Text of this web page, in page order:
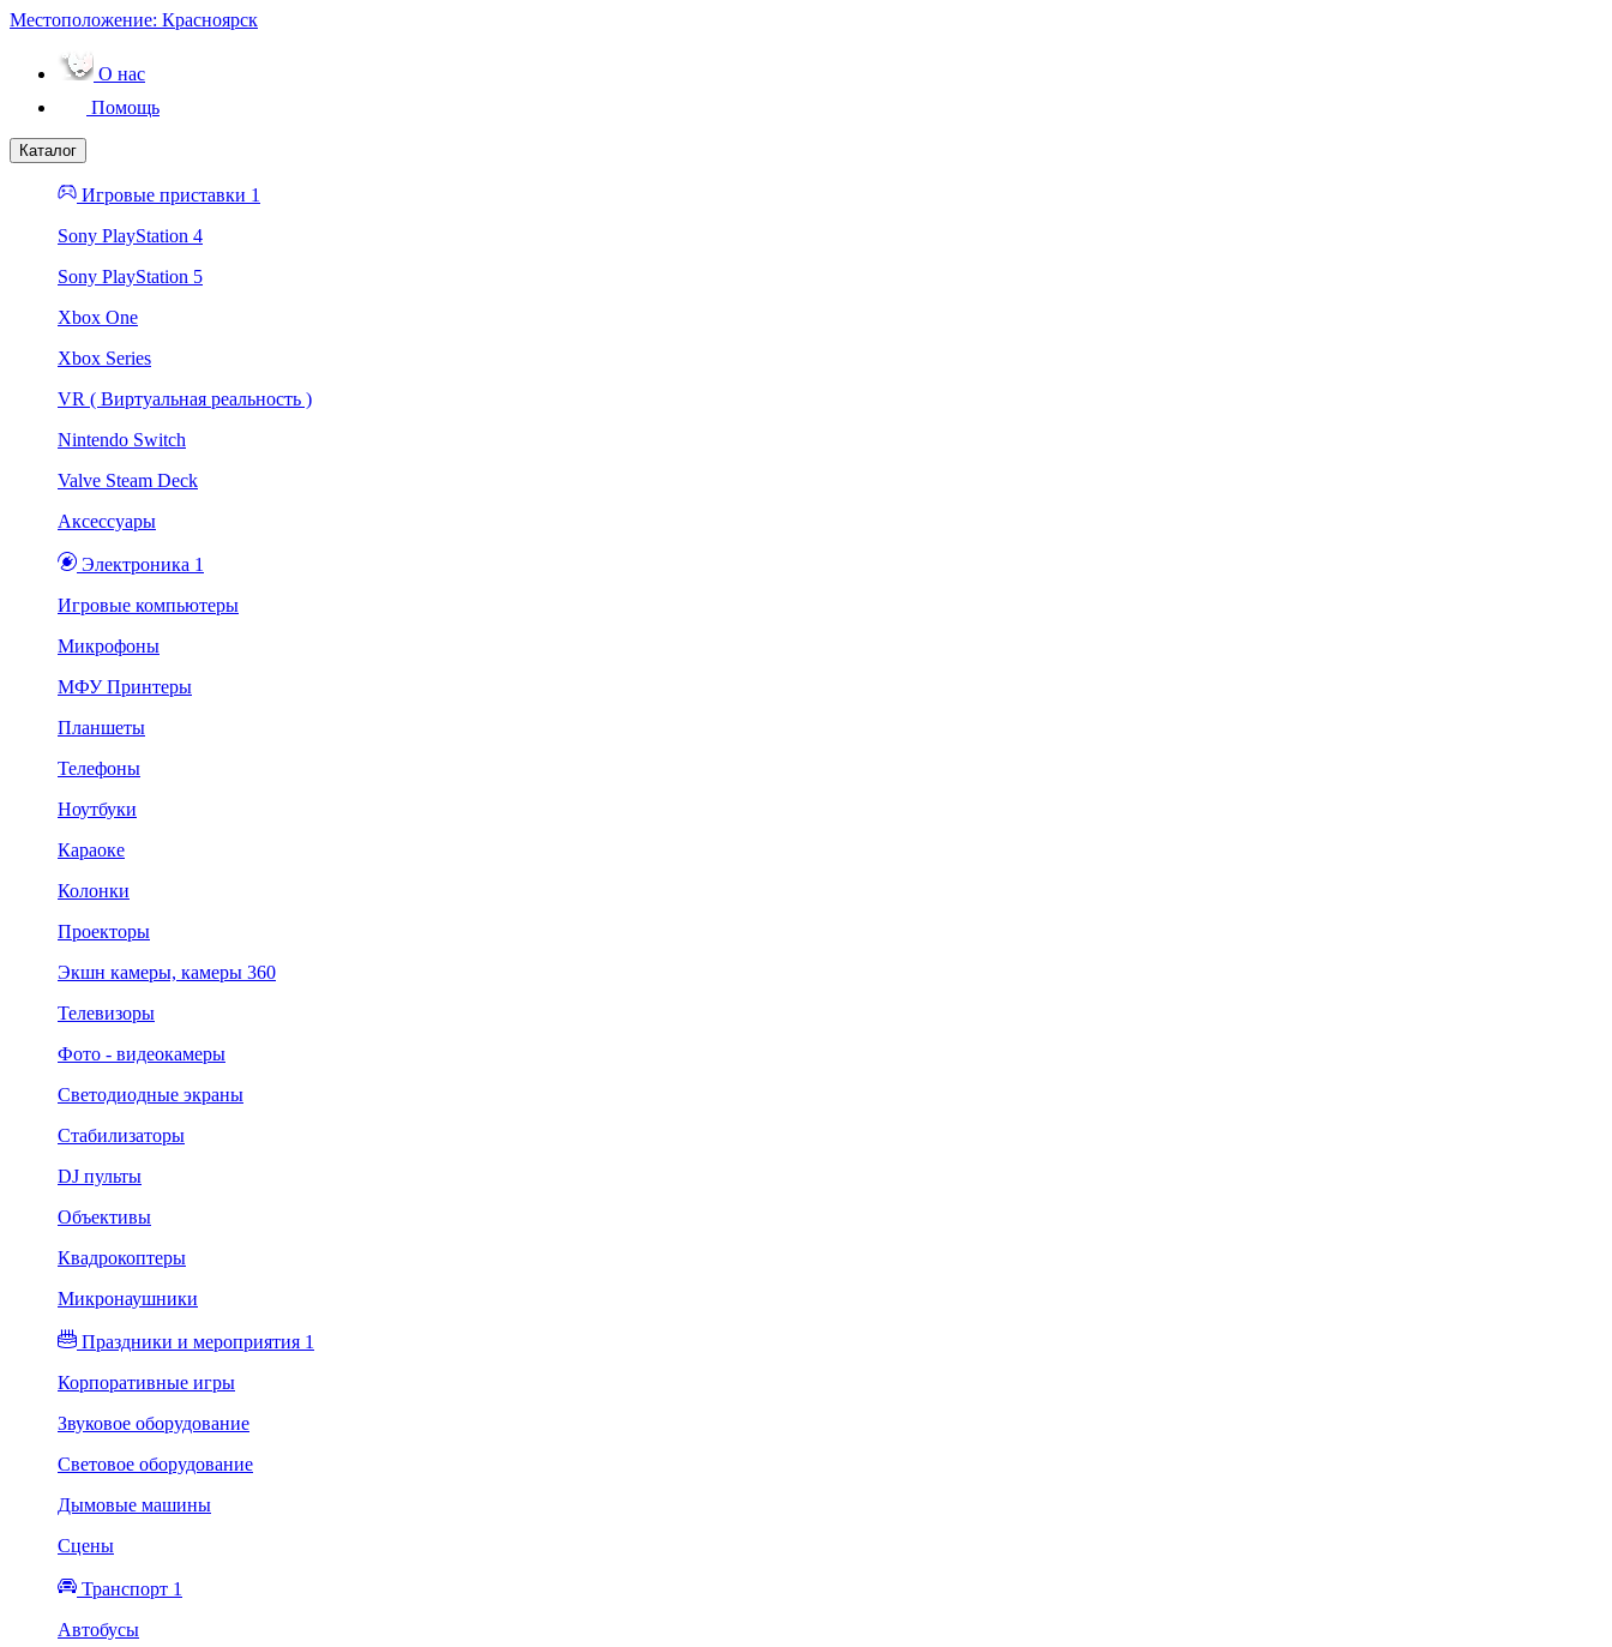
Местоположение: Красноярск
О нас
Помощь
Каталог
Игровые приставки 1
Sony PlayStation 4
Sony PlayStation 5
Xbox One
Xbox Series
VR ( Виртуальная реальность )
Nintendo Switch
Valve Steam Deck
Аксессуары
Электроника 1
Игровые компьютеры
Микрофоны
МФУ Принтеры
Планшеты
Телефоны
Ноутбуки
Караоке
Колонки
Проекторы
Экшн камеры, камеры 360
Телевизоры
Фото - видеокамеры
Светодиодные экраны
Стабилизаторы
DJ пульты
Объективы
Квадрокоптеры
Микронаушники
Праздники и мероприятия 1
Корпоративные игры
Звуковое оборудование
Световое оборудование
Дымовые машины
Сцены
Транспорт 1
Автобусы